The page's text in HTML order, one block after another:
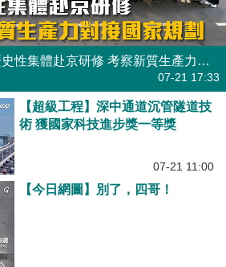
【赴京研修】立法會歷史性集體赴京研修 考察新質生產力對接國家規劃
07-21 17:33
【超級工程】深中通道沉管隧道技
術 獲國家科技進步獎一等獎
07-21 11:00
【今日網圖】別了，四哥！